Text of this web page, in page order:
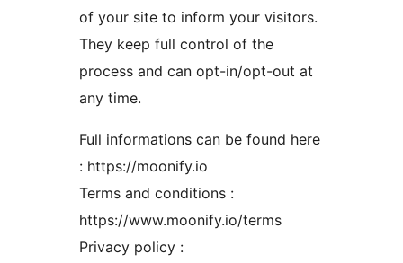
of your site to inform your visitors.
They keep full control of the
process and can opt-in/opt-out at
any time.
Full informations can be found here
: https://moonify.io
Terms and conditions :
https://www.moonify.io/terms
Privacy policy :